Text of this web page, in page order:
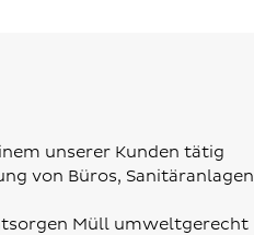
unserer Kunden tätig
von Büros, Sanitäranlagen
Müll umweltgerecht